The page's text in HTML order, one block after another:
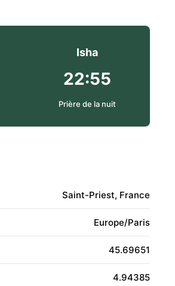
Isha
22:55
Prière de la nuit
Saint-Priest, France
Europe/Paris
45.69651
4.94385